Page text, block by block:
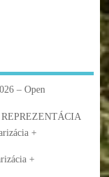
– Open
REPREZENTÁCIA
+
+